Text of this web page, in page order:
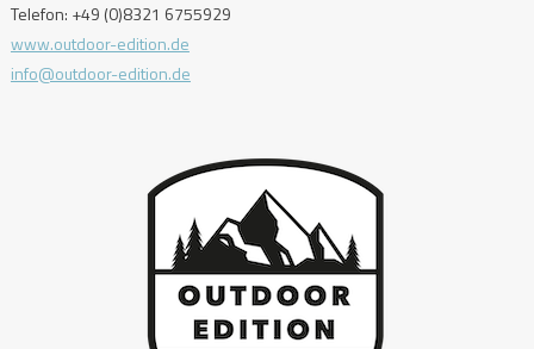
Telefon: +49 (0)8321 6755929
www.outdoor-edition.de
info@outdoor-edition.de